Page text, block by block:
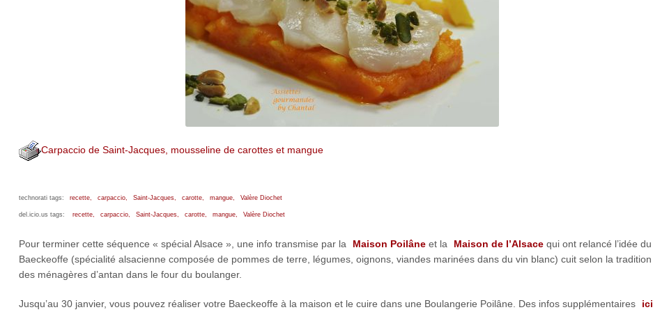
Carpaccio de Saint-Jacques, mousseline de carottes et mangue
technorati tags: recette, carpaccio, Saint-Jacques, carotte, mangue, Valère Diochet
del.icio.us tags: recette, carpaccio, Saint-Jacques, carotte, mangue, Valère Diochet
Pour terminer cette séquence « spécial Alsace », une info transmise par la Maison Poilâneet la Maison de l’Alsacequi ont relancé l’idée du
Baeckeoffe (spécialité alsacienne composée de pommes de terre, légumes, oignons, viandes marinées dans du vin blanc) cuit selon la tradition
des ménagères d’antan dans le four du boulanger.
Jusqu’au 30 janvier, vous pouvez réaliser votre Baeckeoffe à la maison et le cuire dans une Boulangerie Poilâne. Des infos supplémentaires ici